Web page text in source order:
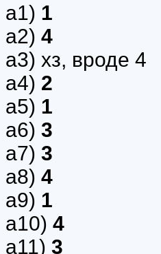
а1) 1
а2) 4
а3) хз, вроде 4
а4) 2
а5) 1
а6) 3
а7) 3
а8) 4
а9) 1
а10) 4
а11) 3